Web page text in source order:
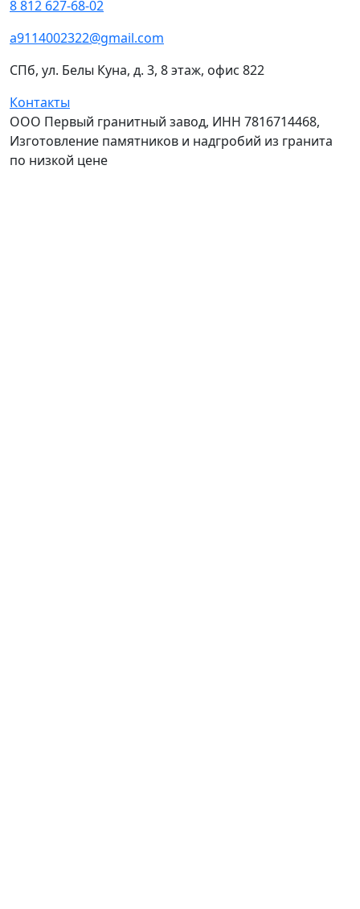
8 812 627-68-02
a9114002322@gmail.com
СПб, ул. Белы Куна, д. 3, 8 этаж, офис 822
Контакты
ООО Первый гранитный завод, ИНН 7816714468,
Изготовление памятников и надгробий из гранита
по низкой цене